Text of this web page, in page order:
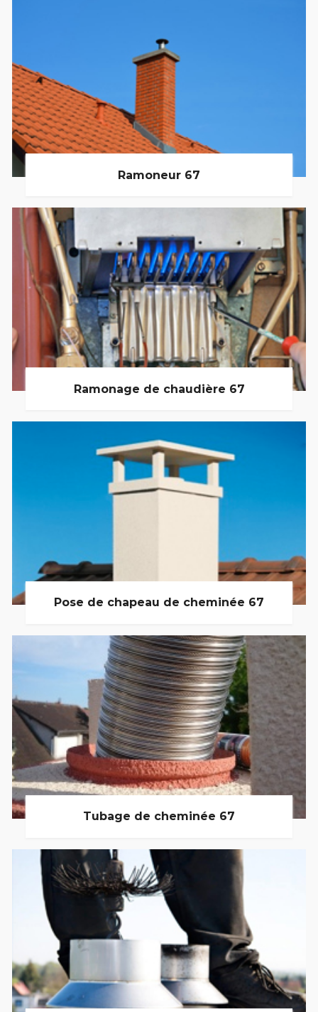
Ramoneur 67
Ramonage de chaudière 67
Pose de chapeau de cheminée 67
Tubage de cheminée 67